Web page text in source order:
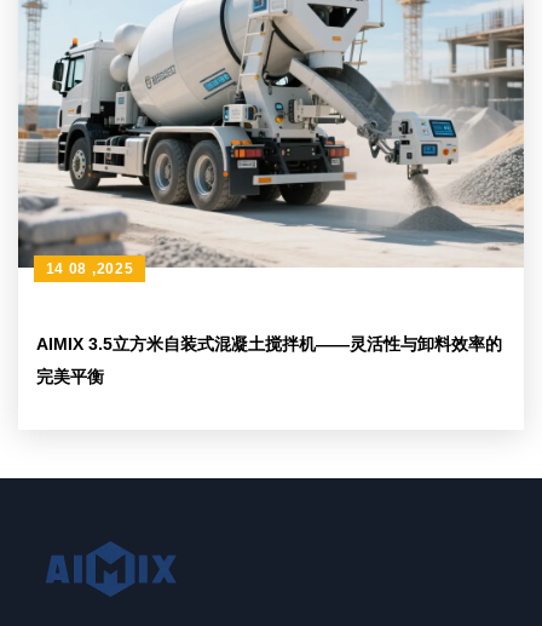
AIMIX 3.5立方米自装式混凝土搅拌机——灵活性与卸料效率的
完美平衡
14 08 ,2025